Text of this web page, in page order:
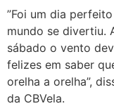
”Foi um dia
mundo se divertiu.
sábado o vento
felizes em saber
orelha a orelha”,
da CBVela.